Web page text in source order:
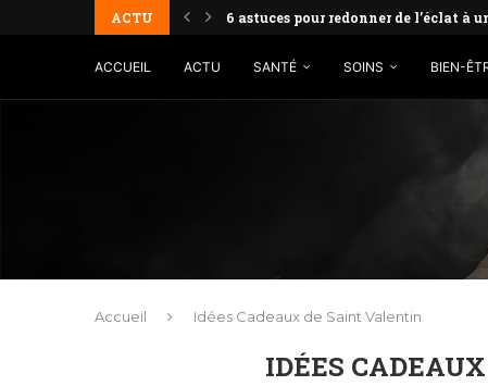
ACTU 6 astuces pour redonner de l’éclat à
ACCUEIL ACTU SANTÉ SOINS BIEN-
Accueil Idées Cadeaux de Saint Valentin
IDÉES